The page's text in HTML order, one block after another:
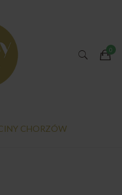
CHORZÓW